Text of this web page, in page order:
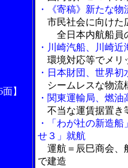
】
・《寄稿》新たな
市民社会に向けた
全日本内航船員
・川崎汽船、川崎
環境対応等でメリ
・日本財団、世界
シームレスな物流
・関東運輸局、燃
不当な運賃据置き
・「わが社の新造
せ３」就航
運航＝辰巳商会、
で建造